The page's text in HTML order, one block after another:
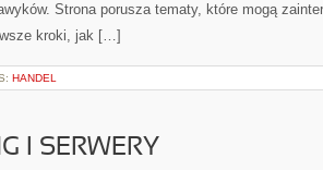
Strona porusza tematy, które mogą
kroki, jak […]
HANDEL
I SERWERY